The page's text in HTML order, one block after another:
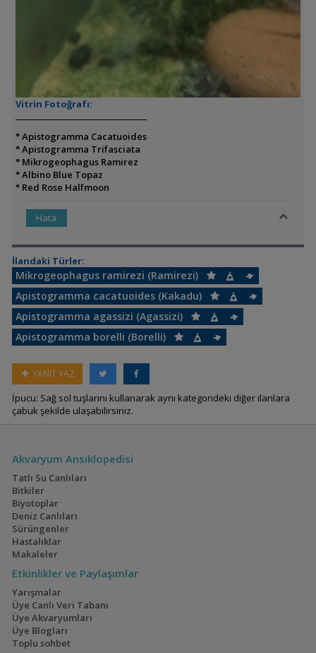
Vitrin Fotoğrafı:
° Apistogramma Cacatuoides
° Apistogramma Trifasciata
° Mikrogeophagus Ramirez
° Albino Blue Topaz
° Red Rose Halfmoon
Hata
Var
İlandaki Türler:
Mikrogeophagus ramirezi (Ramirezi)
Apistogramma cacatuoides (Kakadu)
Apistogramma agassizi (Agassizi)
Apistogramma borelli (Borelli)
YANIT YAZ
İpucu: Sağ sol tuşlarını kullanarak aynı kategorideki diğer ilanlara
çabuk şekilde ulaşabilirsiniz.
Akvaryum Ansiklopedisi
Tatlı Su Canlıları
Bitkiler
Biyotoplar
Deniz Canlıları
Sürüngenler
Hastalıklar
Makaleler
Etkinlikler ve Paylaşımlar
Yarışmalar
Üye Canlı Veri Tabanı
Üye Akvaryumları
Üye Blogları
Toplu sohbet